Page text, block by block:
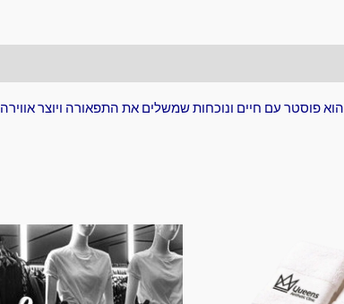
הוא פוסטר עם חיים ונוכחות שמשלים את התפאורה ויוצר אווירה
המחיר
המקורי
היה:
₪380.00.
המחיר
הנוכחי
הוא:
₪300.00.